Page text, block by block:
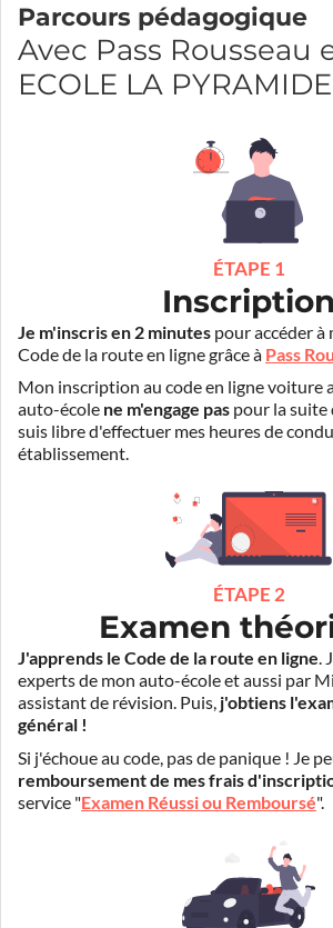
Parcours pédagogique
Avec Pass Rousseau
ECOLE LA PYRAMIDE
ÉTAPE 1
Inscription
Je m'inscris en 2 minutes pour accéder à
Code de la route en ligne grâce à Pass
Mon inscription au code en ligne voiture
auto-école ne m'engage pas pour la suite
suis libre d'effectuer mes heures de
établissement.
ÉTAPE 2
Examen
J'apprends le Code de la route en ligne.
experts de mon auto-école et aussi par
assistant de révision. Puis, j'obtiens
général !
Si j'échoue au code, pas de panique ! Je
remboursement de mes frais
service "Examen Réussi ou Remboursé".